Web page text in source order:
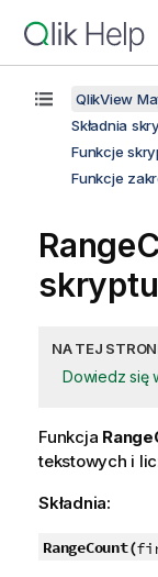
QlikView
Składnia
Funkcje
Funkcje
NA TEJ
Dowiedz się
Funkcja
tekstowych i
Składnia:
RangeCount(